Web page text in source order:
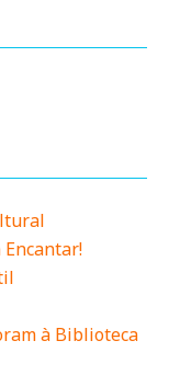
à Biblioteca